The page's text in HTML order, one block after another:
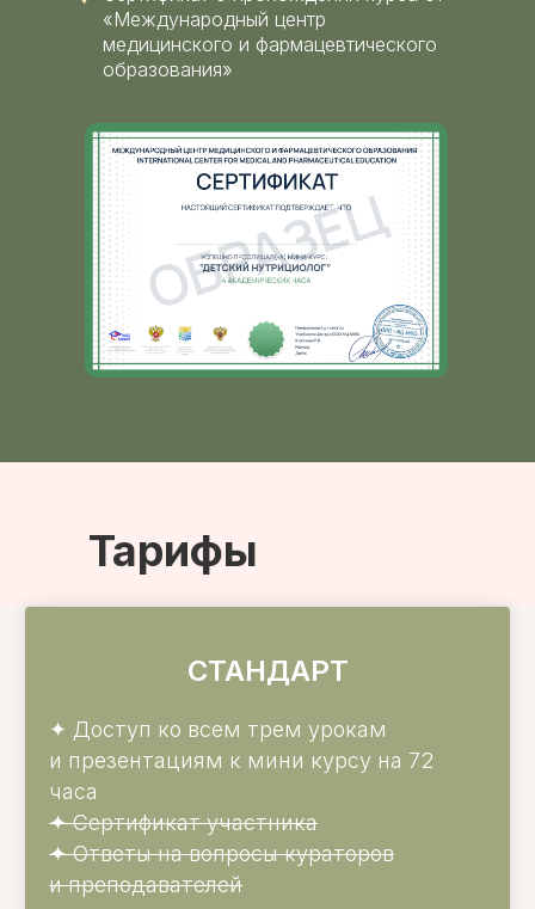
«Международный центр
медицинского и фармацевтического
образования»
Тарифы
СТАНДАРТ
✦ Доступ ко всем трем урокам
и презентациям к мини курсу на 72
часа
✦Сертификат участника
✦Ответы на вопросы кураторов
и преподавателей